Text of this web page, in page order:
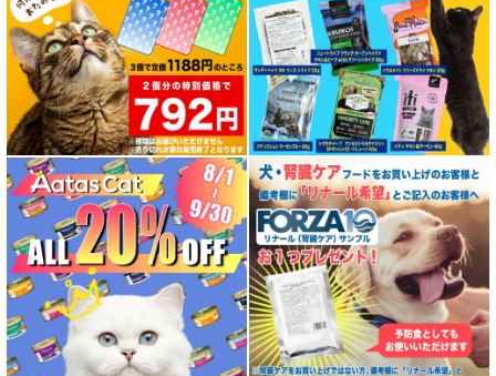
特集 エアドライフード
特殊製法のドッグフード
特殊製法のキャットフード
全年齢対応 フード for DOG
パピー用 フード for DOG